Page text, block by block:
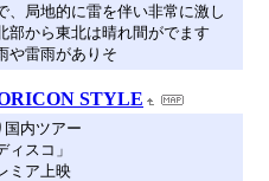
、局地的に雷を伴い非常に激し
部から東北は晴れ間がでます
や雷雨がありそ
STYLE
国内ツアー
スコ」
ミア上映